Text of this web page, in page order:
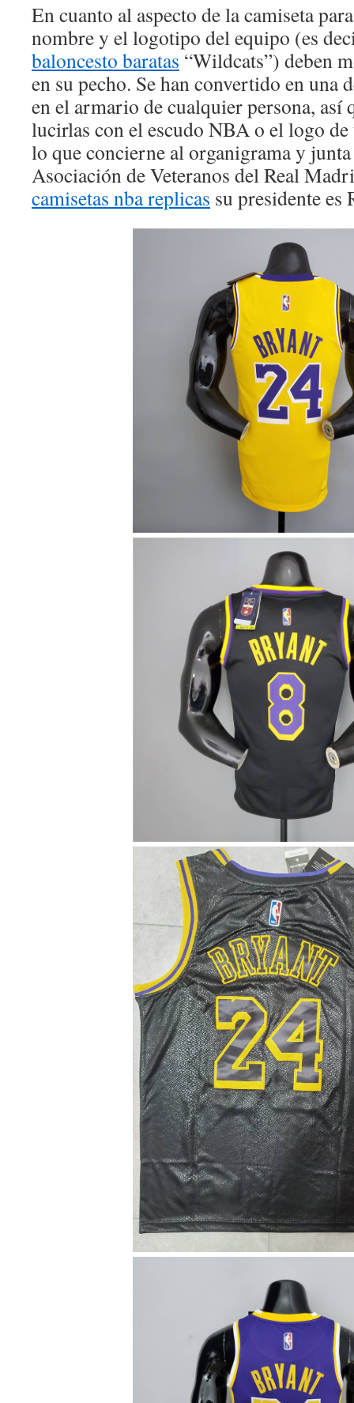
En cuanto al aspecto de la camiseta
nombre y el logotipo del equipo (es
baloncesto baratas “Wildcats”) deben
en su pecho. Se han convertido en una
en el armario de cualquier persona, así
lucirlas con el escudo NBA o el logo
lo que concierne al organigrama y
Asociación de Veteranos del Real
camisetas nba replicas su presidente es